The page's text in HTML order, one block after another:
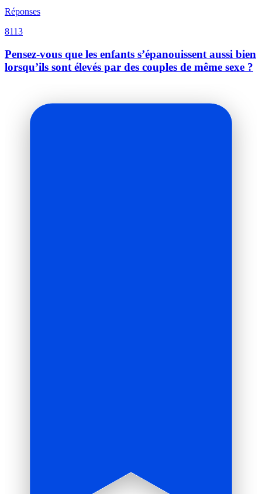
Réponses
8113
Pensez-vous que les enfants s’épanouissent aussi bien
lorsqu’ils sont élevés par des couples de même sexe ?